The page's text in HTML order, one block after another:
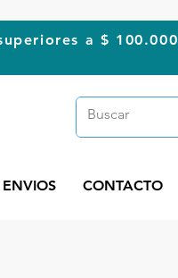
a $ 100.000
CONTACTO